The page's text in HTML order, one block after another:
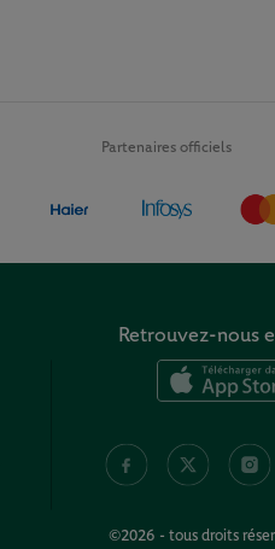
Partenaires officiels
Retrouvez-nous
©2026 - tous droits